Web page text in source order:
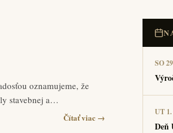
oznamujeme, že
stavebnej a…
Čítať viac →
SO
UT 1.
Deň